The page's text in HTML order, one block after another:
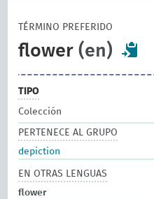
TÉRMINO PREFERIDO
flower (en)
TIPO
Colección
PERTENECE AL GRUPO
depiction
EN OTRAS LENGUAS
flower